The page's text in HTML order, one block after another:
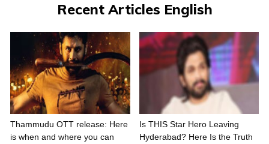
Recent Articles English
Thammudu OTT release: Here
is when and where you can
Is THIS Star Hero Leaving
Hyderabad? Here Is the Truth